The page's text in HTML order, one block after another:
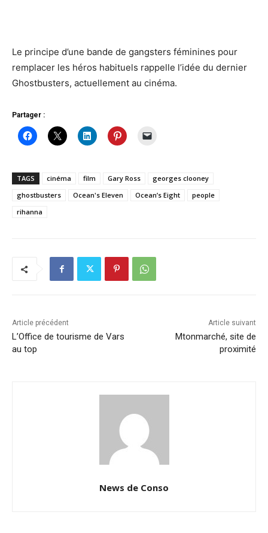
Le principe d’une bande de gangsters féminines pour
remplacer les héros habituels rappelle l’idée du dernier
Ghostbusters, actuellement au cinéma.
Partager :
TAGS cinéma film Gary Ross
georges clooney
ghostbusters
Ocean's Eleven Ocean’s Eight
people
rihanna
Article précédent
L’Office de tourisme de Vars
au top
Article suivant
Mtonmarché, site de
proximité
News de Conso